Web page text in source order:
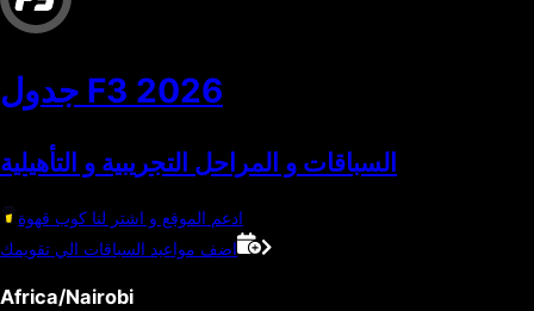
جدول F3 2026
السباقات و المراحل التجريبية و التأهيلية
ادعم الموقع و اشتر لنا كوب قهوة
اضف مواعيد السباقات الي تقويمك
Africa/Nairobi